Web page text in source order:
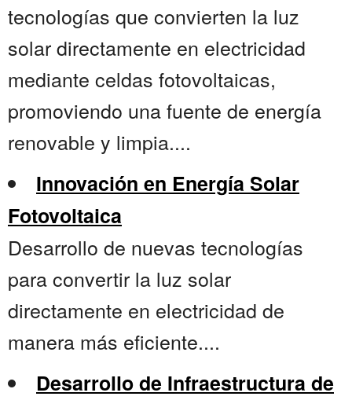
tecnologías que convierten la luz
solar directamente en electricidad
mediante celdas fotovoltaicas,
promoviendo una fuente de energía
renovable y limpia....
Innovación en Energía Solar
Fotovoltaica
Desarrollo de nuevas tecnologías
para convertir la luz solar
directamente en electricidad de
manera más eficiente....
Desarrollo de Infraestructura de